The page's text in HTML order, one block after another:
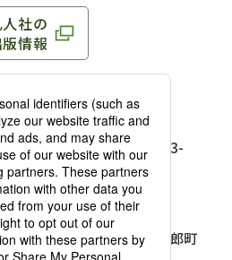
社の
情報
区平河町 1-3-13 8F
：03-3263-3116
東京都千代田区平河町1-3-
セス］
8673／FAX：03-3263-
大阪府大阪市中央区久太郎町